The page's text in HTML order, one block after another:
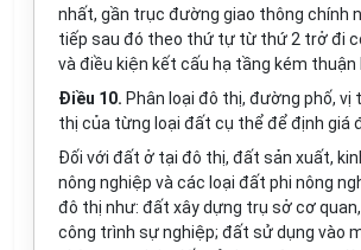
nhất, gần trục đường giao thông chính
tiếp sau đó theo thứ tự từ thứ 2 trở đi
và điều kiện kết cấu hạ tầng kém thuận
Điều 10. Phân loại đô thị, đường phố,
thị của từng loại đất cụ thể để định giá
Đối với đất ở tại đô thị, đất sản xuất,
nông nghiệp và các loại đất phi nông
đô thị như: đất xây dựng trụ sở cơ
công trình sự nghiệp; đất sử dụng vào